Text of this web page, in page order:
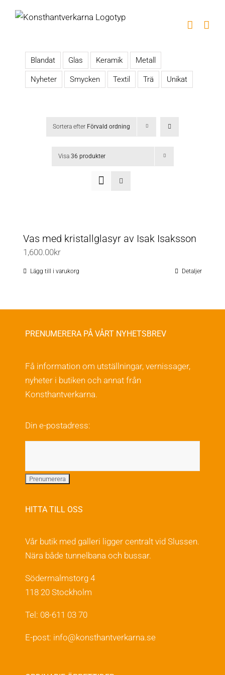
Blandat Glas Keramik Metall
Nyheter Smycken Textil Trä Unikat
Sortera efter Förvald ordning
Visa 36 produkter
Vas med kristallglasyr av Isak Isaksson
1,600.00kr
Lägg till i varukorg Detaljer
PRENUMERERA PÅ VÅRT NYHETSBREV
Få information om utställningar, vernissager,
nyheter i butiken och annat från
Konsthantverkarna.
Din e-postadress:
HITTA TILL OSS
Vår butik med galleri ligger centralt vid Slussen.
Nära både tunnelbana och bussar.
Södermalmstorg 4
118 20 Stockholm
Tel: 08-611 03 70
E-post: info@konsthantverkarna.se